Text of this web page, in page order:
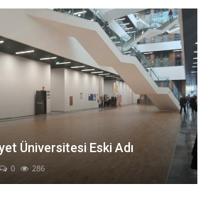
Üniversitesi Eski Adı
0 286